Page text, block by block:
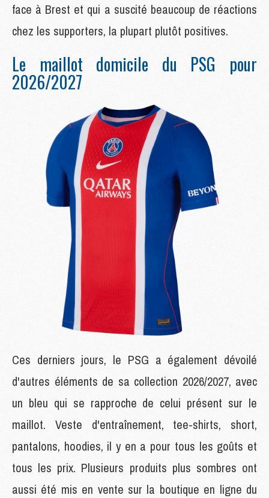
face à Brest et qui a suscité beaucoup de réactions
chez les supporters, la plupart plutôt positives.
Le maillot domicile du PSG pour
2026/2027
Ces derniers jours, le PSG a également dévoilé
d'autres éléments de sa collection 2026/2027, avec
un bleu qui se rapproche de celui présent sur le
maillot. Veste d'entraînement, tee-shirts, short,
pantalons, hoodies, il y en a pour tous les goûts et
tous les prix. Plusieurs produits plus sombres ont
aussi été mis en vente sur la boutique en ligne du